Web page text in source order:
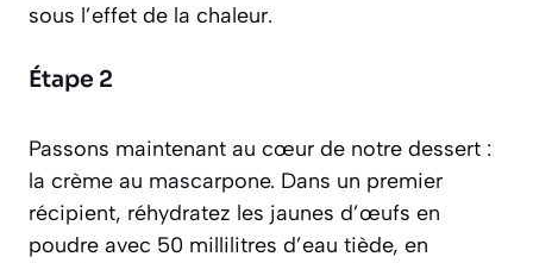
sous l’effet de la chaleur.
Étape 2
Passons maintenant au cœur de notre dessert :
la crème au mascarpone. Dans un premier
récipient, réhydratez les jaunes d’œufs en
poudre avec 50 millilitres d’eau tiède, en